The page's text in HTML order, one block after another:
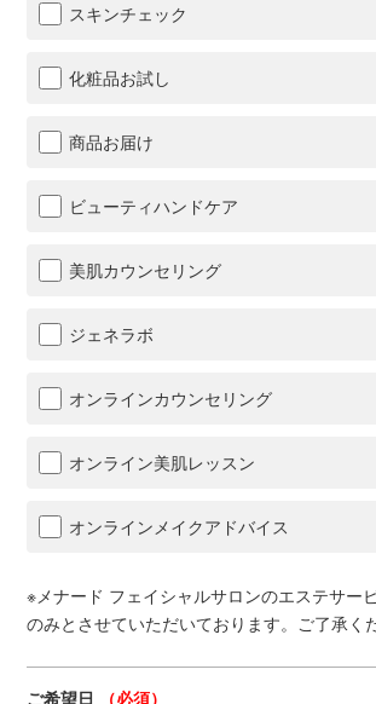
スキンチェック
化粧品お試し
商品お届け
ビューティハンドケア
美肌カウンセリング
ジェネラボ
オンラインカウンセリング
オンライン美肌レッスン
オンラインメイクアドバイス
※メナード フェイシャルサロンのエステサー
のみとさせていただいております。ご了承く
ご希望日 （必須）